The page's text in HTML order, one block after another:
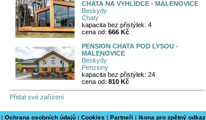
CHATA NA VYHLÍDCE - MALENOVICE
Beskydy
Chaty
kapacita bez přistýlek: 4
cena od: 666 Kč
PENSION CHATA POD LYSOU -
MALENOVICE
Beskydy
Penziony
kapacita bez přistýlek: 24
cena od: 810 Kč
Přidat své zařízení
| Ochrana osobních údajů | Cookies | Partneři | Ikona pro zpětný odkaz